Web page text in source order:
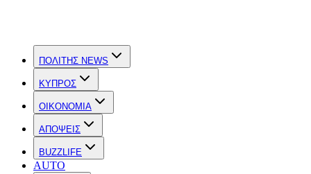
ΠΟΛΙΤΗΣ NEWS
ΚΥΠΡΟΣ
OIKONOMIA
ΑΠΟΨΕΙΣ
BUZZLIFE
AUTO